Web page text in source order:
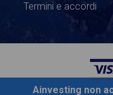
Termini e accordi
Ainvesting non